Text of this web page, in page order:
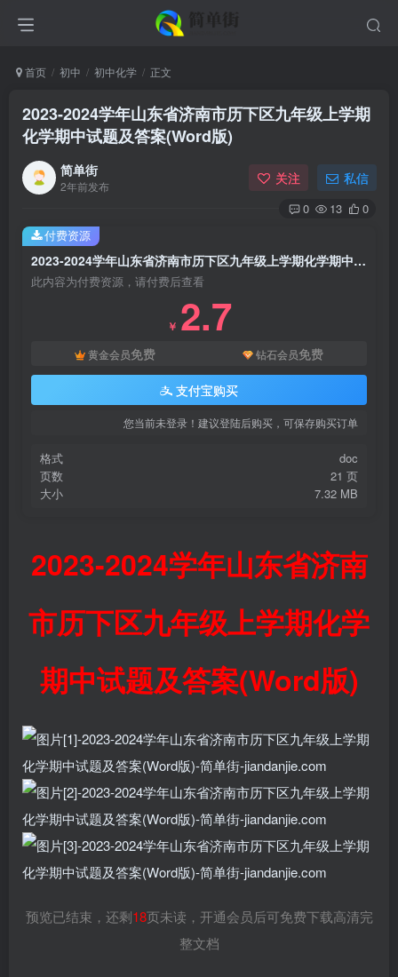
首页 初中 初中化学 正文
2023-2024学年山东省济南市历下区九年级上学期
化学期中试题及答案(Word版)
简单街
2年前发布 关注 私信
0 13 0
2023-2024学年山东省济南市历下区九年级上学期化学期中试题及答案(Word版)
此内容为付费资源，请付费后查看
￥ 2.7
黄金会员免费 钻石会员免费
支付宝购买
您当前未登录！建议登陆后购买，可保存购买订单
格式
doc
页数
21 页
大小
7.32 MB
付费资源
2023-2024学年山东省济南
市历下区九年级上学期化学
期中试题及答案(Word版)
预览已结束，还剩18页未读，开通会员后可免费下载高清完
整文档